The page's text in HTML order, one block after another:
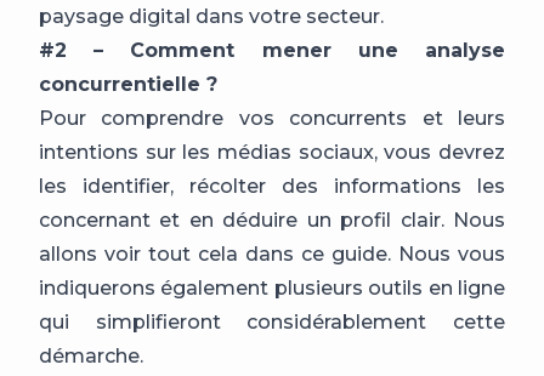
paysage digital dans votre secteur.
#2 – Comment mener une analyse
concurrentielle ?
Pour comprendre vos concurrents et leurs
intentions sur les médias sociaux, vous devrez
les identifier, récolter des informations les
concernant et en déduire un profil clair. Nous
allons voir tout cela dans ce guide. Nous vous
indiquerons également plusieurs outils en ligne
qui simplifieront considérablement cette
démarche.